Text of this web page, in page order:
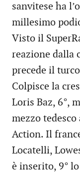
sanvitese ha
millesimo
Visto il
reazione dalla
precede il
Colpisce la
Loris Baz, 6°,
mezzo
Action. Il
Locatelli,
è inserito, 9°